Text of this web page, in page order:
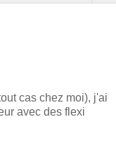
cas chez moi), j'ai
avec des flexi